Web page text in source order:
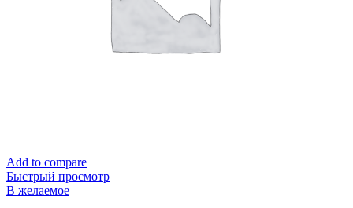
Add to compare
Быстрый просмотр
В желаемое